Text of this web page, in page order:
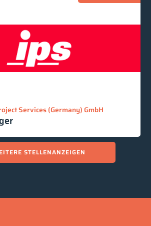
Services (Germany) GmbH
STELLENANZEIGEN